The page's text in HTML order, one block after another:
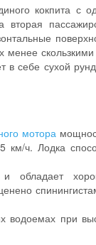
кокпита с
вторая
менее
в себе сухой
мотора
км/ч. Лодка
обладает
водоемах при